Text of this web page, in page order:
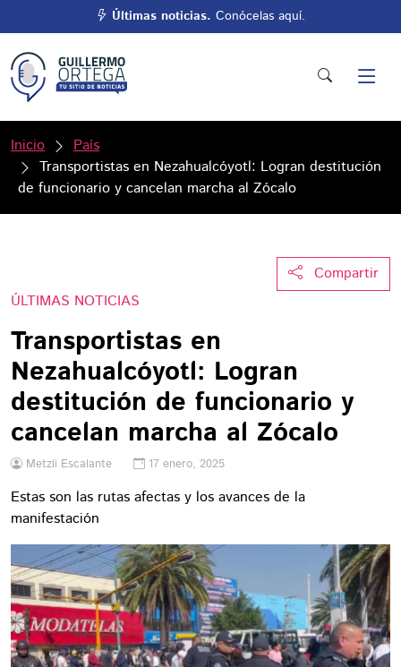
Últimas noticias. Conócelas aquí.
Inicio
País
Transportistas en Nezahualcóyotl: Logran destitución
de funcionario y cancelan marcha al Zócalo
Compartir
ÚLTIMAS NOTICIAS
Transportistas en
Nezahualcóyotl: Logran
destitución de funcionario y
cancelan marcha al Zócalo
Metzli Escalante 17 enero, 2025
Estas son las rutas afectas y los avances de la
manifestación